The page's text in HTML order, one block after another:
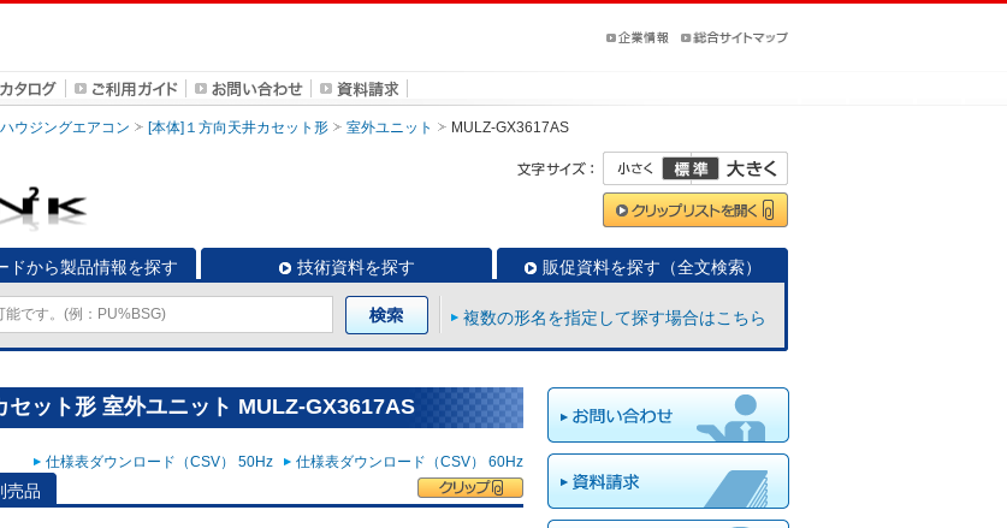
ハウジングエアコン [本体]１方向天井カセット形 室外ユニット MULZ-GX3617AS
ドから製品情報を探す 技術資料を探す 販促資料を探す（全文検索）
複数の形名を指定して探す場合はこちら
ット形 室外ユニット MULZ-GX3617AS
仕様表ダウンロード（CSV） 50Hz 仕様表ダウンロード（CSV） 60Hz
売品